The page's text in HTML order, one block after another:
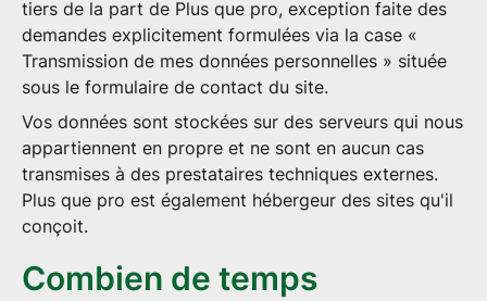
tiers de la part de Plus que pro, exception faite des
demandes explicitement formulées via la case «
Transmission de mes données personnelles » située
sous le formulaire de contact du site.
Vos données sont stockées sur des serveurs qui nous
appartiennent en propre et ne sont en aucun cas
transmises à des prestataires techniques externes.
Plus que pro est également hébergeur des sites qu'il
conçoit.
Combien de temps